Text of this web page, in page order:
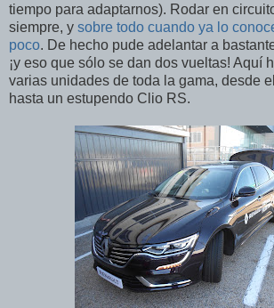
tiempo para adaptarnos). Rodar en
siempre, y sobre todo cuando ya lo
poco. De hecho pude adelantar a
¡y eso que sólo se dan dos vueltas! Aquí
varias unidades de toda la gama, desde
hasta un estupendo Clio RS.